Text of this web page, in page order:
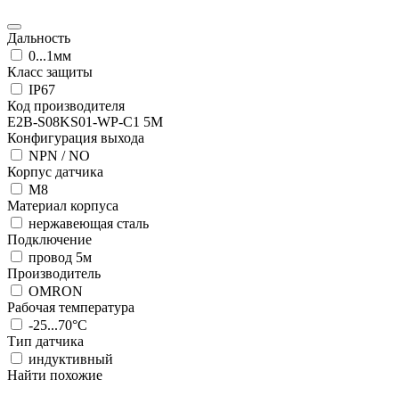
Дальность
0...1мм
Класс защиты
IP67
Код производителя
E2B-S08KS01-WP-C1 5M
Конфигурация выхода
NPN / NO
Корпус датчика
М8
Материал корпуса
нержавеющая сталь
Подключение
провод 5м
Производитель
OMRON
Рабочая температура
-25...70°C
Тип датчика
индуктивный
Найти похожие